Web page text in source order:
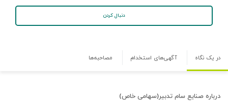
دنبال کردن
در یک نگاه آگهی‌های استخدام مصاحبه‌ها
درباره صنایع سام تدبیر(سهامی خاص)